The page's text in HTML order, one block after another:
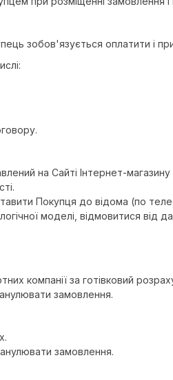
зобов'язується оплатити і
на Сайті Інтернет-магазину
Покупця до відома (по
моделі, відмовитися від
компанії за готівковий
замовлення.
замовлення.